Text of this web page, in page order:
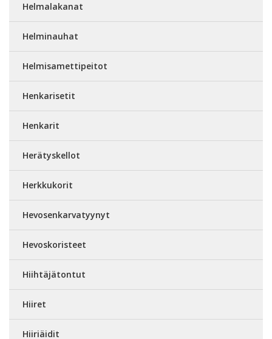
Helmalakanat
Helminauhat
Helmisamettipeitot
Henkarisetit
Henkarit
Herätyskellot
Herkkukorit
Hevosenkarvatyynyt
Hevoskoristeet
Hiihtäjätontut
Hiiret
Hiiriäidit